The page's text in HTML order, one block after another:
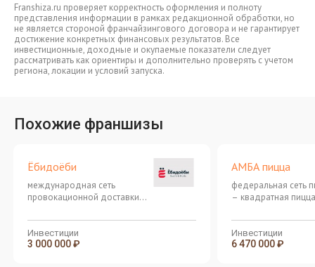
Franshiza.ru проверяет корректность оформления и полноту
представления информации в рамках редакционной обработки, но
не является стороной франчайзингового договора и не гарантирует
достижение конкретных финансовых результатов. Все
инвестиционные, доходные и окупаемые показатели следует
рассматривать как ориентиры и дополнительно проверять с учетом
региона, локации и условий запуска.
Похожие франшизы
Ёбидоёби
международная сеть
провокационной доставки
Инвестиции
3 000 000 ₽
АМБА пицца
федеральная сеть
– квадратная
начинки!
Инвестиции
6 470 000 ₽